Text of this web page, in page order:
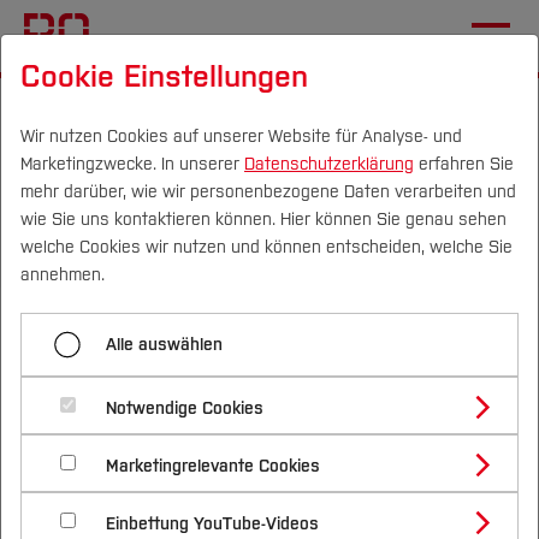
Campus Personen DE|EN Quicklinks
Studium
Studienangebote
Bachelorstudiengänge
Masterstudiengänge
Vor dem Studium
Bewerben & Einschreiben
Bewerbungsportal
Im Studium
Studienbüros und Prüfungen
Nach dem Studium
Forschung & Transfer
Profil
Forschungs- und Transferprofil
Schwerpunkte (FuT)
Beratung & Förderung
Nachhaltigkeit
Nachhaltigkeit studieren
International
Veranstaltungen und Netzwerke
Menü aufklappen
Aktuelles
Veranstaltungen und Netzwerke
Team
Alumni
Veranstaltungen &
Netzwerke im Fachbereich
Cookie Einstellungen
Wir nutzen Cookies auf unserer Website für Analyse- und
Marketingzwecke. In unserer Datenschutzerklärung erfahren Sie
mehr darüber, wie wir personenbezogene Daten verarbeiten und
wie Sie uns kontaktieren können. Hier können Sie genau sehen
welche Cookies wir nutzen und können entscheiden, welche Sie
annehmen.
Alle auswählen
Notwendige Cookies
Marketingrelevante Cookies
Einbettung YouTube-Videos